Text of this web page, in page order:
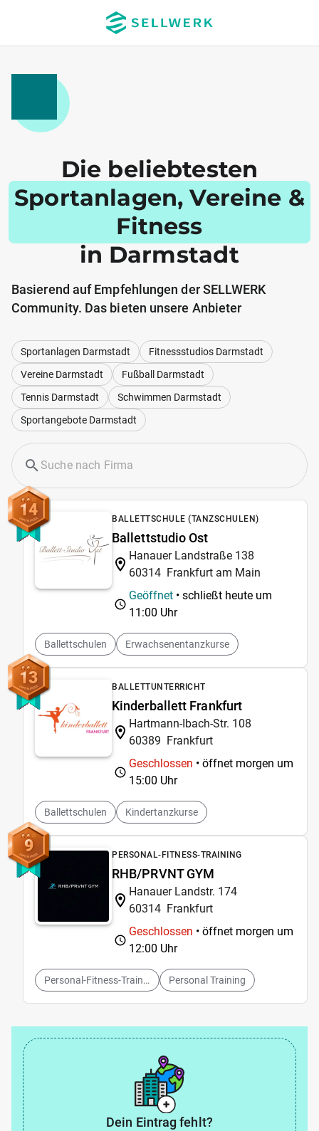
Die beliebtesten
Sportanlagen, Vereine &
Fitness
in Darmstadt
Basierend auf Empfehlungen der SELLWERK
Community. Das bieten unsere Anbieter
Sportanlagen Darmstadt
Fitnessstudios Darmstadt
Vereine Darmstadt
Fußball Darmstadt
Tennis Darmstadt
Schwimmen Darmstadt
Sportangebote Darmstadt
14 BALLETTSCHULE (TANZSCHULEN)
Ballettstudio Ost
Hanauer Landstraße 138
60314 Frankfurt am Main
Geöffnet • schließt heute um
11:00 Uhr
Ballettschulen Erwachsenentanzkurse
13 BALLETTUNTERRICHT
Kinderballett Frankfurt
Hartmann-Ibach-Str. 108
60389 Frankfurt
Geschlossen • öffnet morgen um
15:00 Uhr
Ballettschulen Kindertanzkurse
9 PERSONAL-FITNESS-TRAINING
RHB/PRVNT GYM
Hanauer Landstr. 174
60314 Frankfurt
Geschlossen • öffnet morgen um
12:00 Uhr
Personal-Fitness-Training Personal Training
Dein Eintrag fehlt?